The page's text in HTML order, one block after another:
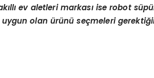
ev aletleri markası ise robot s
uygun olan ürünü seçmeleri